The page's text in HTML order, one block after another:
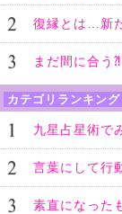
復縁とは…新
まだ間に合う
カテゴリランキング
九星占星術で
言葉にして行
素直になった